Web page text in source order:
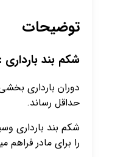
توضیحات
شکم بند بارداری :
دوران بارداری
حداقل رساند.
شکم بند بارداری
را برای مادر فراهم